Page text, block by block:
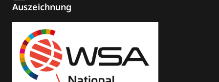
Auszeichnung